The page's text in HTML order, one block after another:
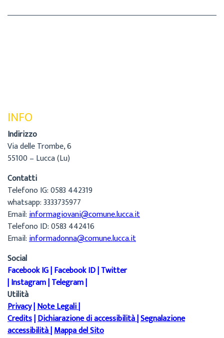
INFO
Indirizzo
Via delle Trombe, 6
55100 – Lucca (Lu)
Contatti
Telefono IG: 0583 442319
whatsapp: 3333735977
Email:informagiovani@comune.lucca.it
Telefono ID: 0583 442416
Email:informadonna@comune.lucca.it
Social
Facebook IG|Facebook ID|Twitter
|Instagram|Telegram|
Utilità
Privacy|Note Legali|
Credits|Dichiarazione di accessibilità|Segnalazione
accessibilità|Mappa del Sito